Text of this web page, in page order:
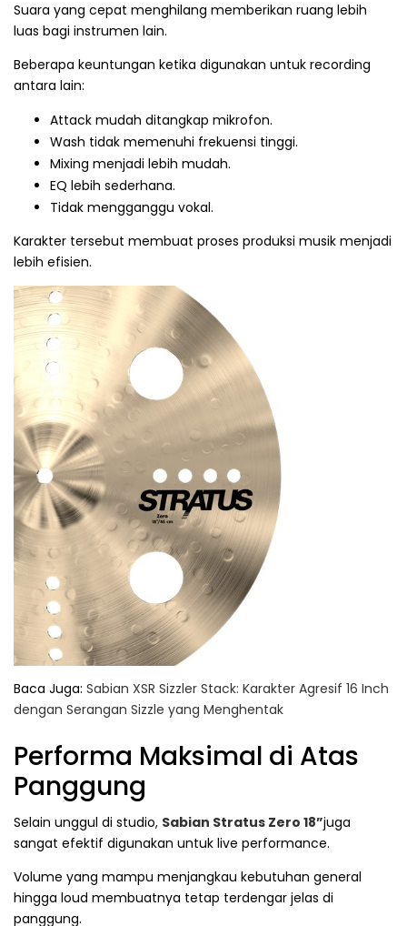
Suara yang cepat menghilang memberikan ruang lebih
luas bagi instrumen lain.
Beberapa keuntungan ketika digunakan untuk recording
antara lain:
Attack mudah ditangkap mikrofon.
Wash tidak memenuhi frekuensi tinggi.
Mixing menjadi lebih mudah.
EQ lebih sederhana.
Tidak mengganggu vokal.
Karakter tersebut membuat proses produksi musik menjadi
lebih efisien.
Baca Juga: Sabian XSR Sizzler Stack: Karakter Agresif 16 Inch
dengan Serangan Sizzle yang Menghentak
Performa Maksimal di Atas
Panggung
Selain unggul di studio, Sabian Stratus Zero 18”juga
sangat efektif digunakan untuk live performance.
Volume yang mampu menjangkau kebutuhan general
hingga loud membuatnya tetap terdengar jelas di
panggung.